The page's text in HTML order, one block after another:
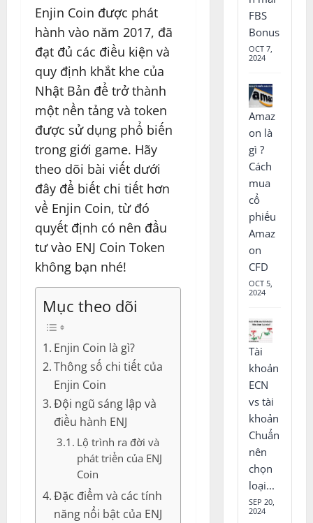
Enjin Coin được phát
hành vào năm 2017, đã
đạt đủ các điều kiện và
quy định khắt khe của
Nhật Bản để trở thành
một nền tảng và token
được sử dụng phổ biến
trong giới game. Hãy
theo dõi bài viết dưới
đây để biết chi tiết hơn
về Enjin Coin, từ đó
quyết định có nên đầu
tư vào ENJ Coin Token
không bạn nhé!
Mục theo dõi
Enjin Coin là gì?
Thông số chi tiết của
Enjin Coin
Đội ngũ sáng lập và
điều hành ENJ
Lộ trình ra đời và
phát triển của ENJ
Coin
Đặc điểm và các tính
năng nổi bật của ENJ
FBS
Bonus
OCT 7,
2024
Amaz
on là
gì ?
Cách
mua
cổ
phiếu
Amaz
on
CFD
OCT 5,
2024
Tài
khoản
ECN
vs tài
khoản
Chuẩn
nên
chọn
loại...
SEP 20,
2024